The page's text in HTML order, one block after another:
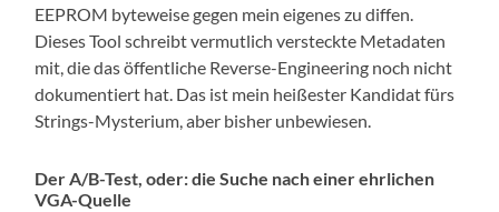
EEPROM byteweise gegen mein eigenes zu diffen.
Dieses Tool schreibt vermutlich versteckte Metadaten
mit, die das öffentliche Reverse-Engineering noch nicht
dokumentiert hat. Das ist mein heißester Kandidat fürs
Strings-Mysterium, aber bisher unbewiesen.
Der A/B-Test, oder: die Suche nach einer ehrlichen
VGA-Quelle